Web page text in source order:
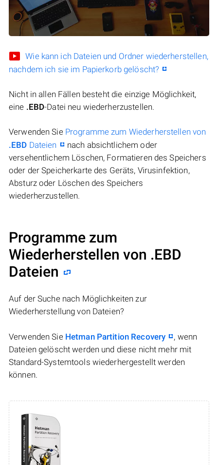
Wie kann ich Dateien und Ordner wiederherstellen,
nachdem ich sie im Papierkorb gelöscht?
Nicht in allen Fällen besteht die einzige Möglichkeit,
eine .EBD-Datei neu wiederherzustellen.
Verwenden Sie Programme zum Wiederherstellen von
.EBD Dateien
nach absichtlichem oder
versehentlichem Löschen, Formatieren des Speichers
oder der Speicherkarte des Geräts, Virusinfektion,
Absturz oder Löschen des Speichers
wiederherzustellen.
Programme zum
Wiederherstellen von .EBD
Dateien
Auf der Suche nach Möglichkeiten zur
Wiederherstellung von Dateien?
Verwenden Sie Hetman Partition Recovery
, wenn
Dateien gelöscht werden und diese nicht mehr mit
Standard-Systemtools wiederhergestellt werden
können.